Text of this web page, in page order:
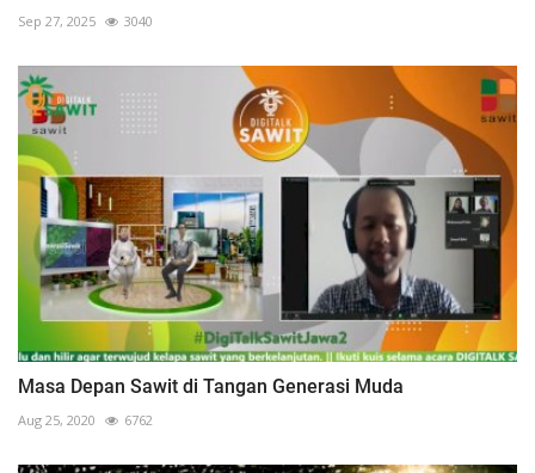
Sep 27, 2025 3040
Masa Depan Sawit di Tangan Generasi Muda
Aug 25, 2020 6762